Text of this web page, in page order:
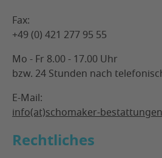
Fax:
+49 (0) 421 277 95 55
Mo - Fr 8.00 - 17.00 Uhr
bzw. 24 Stunden nach
E-Mail:
info(at)schomaker-
Rechtliches